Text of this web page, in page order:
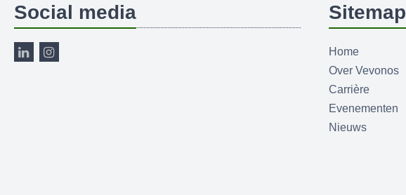
Social media Sitemap
Home
Over Vevonos
Carrière
Evenementen
Nieuws